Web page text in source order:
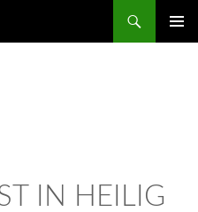
IN HEILIG